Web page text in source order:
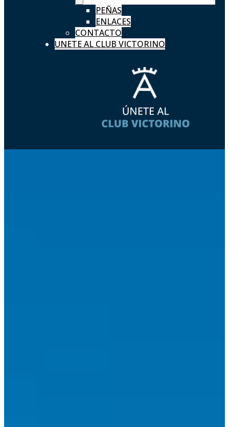
PEÑAS
ENLACES
CONTACTO
UNETE AL CLUB VICTORINO